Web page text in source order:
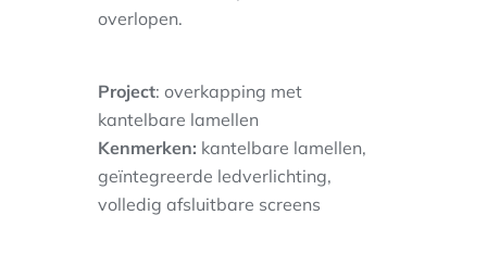
overlopen.
Project: overkapping met
kantelbare lamellen
Kenmerken: kantelbare lamellen,
geïntegreerde ledverlichting,
volledig afsluitbare screens